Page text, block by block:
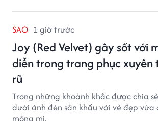
SAO 1 giờ trước
Joy (Red Velvet) gây sốt với
diễn trong trang phục xuyên
rũ
Trong những khoảnh khắc được chia
dưới ánh đèn sân khấu với vẻ đẹp vừa
mộng mị.